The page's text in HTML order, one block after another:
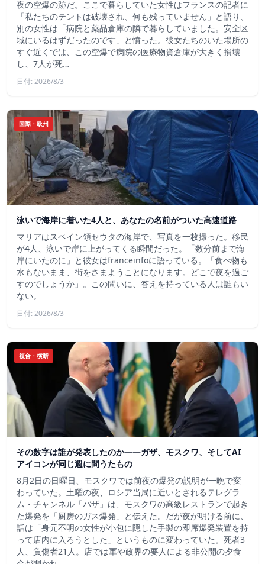
夜の空爆の跡だ。ここで暮らしていた女性はフランスの記者に
「私たちのテントは破壊され、何も残っていません」と語り、
別の女性は「病院と薬品倉庫の隣で暮らしていました。安全区
域にいるはずだったのです」と憤った。彼女たちのいた場所の
すぐ近くでは、この空爆で病院の医療物資倉庫が大きく損壊
し、7人が死…
日付: 2026/8/3
国際・欧州
泳いで海岸に着いた4人と、あなたの名前がついた高速道路
マリアはスペイン領セウタの海岸で、写真を一枚撮った。移民
が4人、泳いで岸に上がってくる瞬間だった。「数分前まで海
岸にいたのに」と彼女はfranceinfoに語っている。「食べ物も
水もないまま、街をさまようことになります。どこで夜を過ご
すのでしょうか」。この問いに、答えを持っている人は誰もい
ない。
日付: 2026/8/3
複合・横断
その数字は誰が発表したのか——ガザ、モスクワ、そしてAI
アイコンが同じ週に問うたもの
8月2日の日曜日、モスクワでは前夜の爆発の説明が一晩で変
わっていた。土曜の夜、ロシア当局に近いとされるテレグラ
ム・チャンネル「バザ」は、モスクワの高級レストランで起き
た爆発を「厨房のガス爆発」と伝えた。だが夜が明ける前に、
話は「身元不明の女性が小包に隠した手製の即席爆発装置を持
って店内に入ろうとした」というものに変わっていた。死者3
人、負傷者21人。店では軍や政界の要人による非公開の夕食